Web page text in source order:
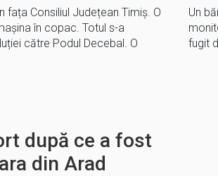
fața Consiliul Județean Timiș. O
în copac. Totul s-a
către Podul Decebal. O
Un
fugit
după ce a fost
din Arad